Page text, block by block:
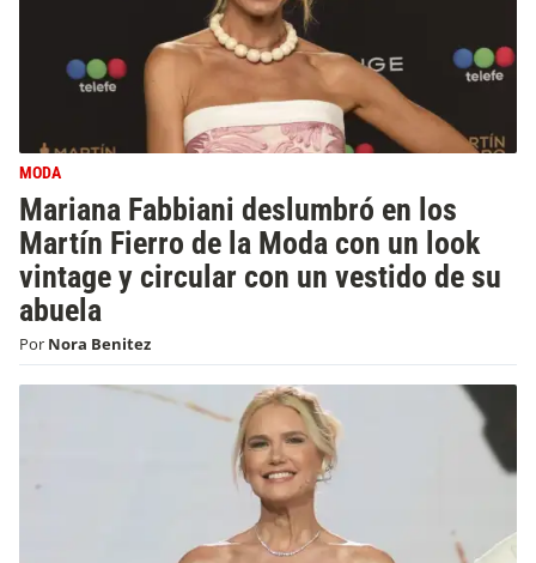
MODA
Mariana Fabbiani deslumbró en los
Martín Fierro de la Moda con un look
vintage y circular con un vestido de su
abuela
Por Nora Benitez